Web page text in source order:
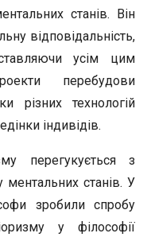
станів. Він
відповідальність,
усім цим
перебудови
різних технологій
індивідів.
перегукується з
станів. У
зробили спробу
у філософії